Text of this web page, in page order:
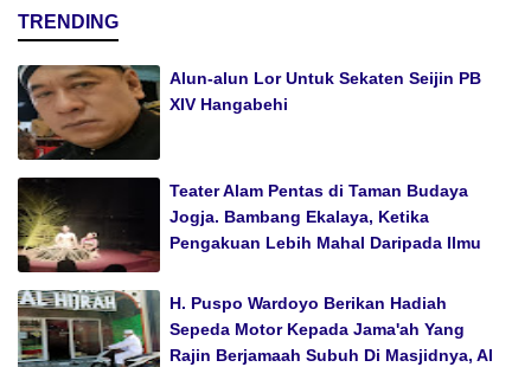
TRENDING
Alun-alun Lor Untuk Sekaten Seijin PB
XIV Hangabehi
Teater Alam Pentas di Taman Budaya
Jogja. Bambang Ekalaya, Ketika
Pengakuan Lebih Mahal Daripada Ilmu
H. Puspo Wardoyo Berikan Hadiah
Sepeda Motor Kepada Jama'ah Yang
Rajin Berjamaah Subuh Di Masjidnya, Al